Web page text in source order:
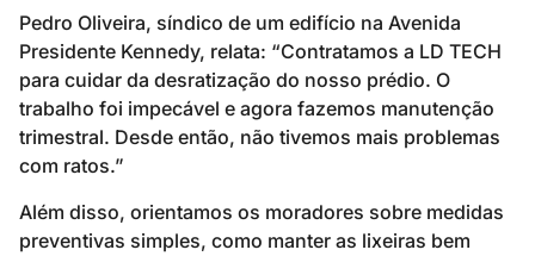
Pedro Oliveira, síndico de um edifício na Avenida
Presidente Kennedy, relata: “Contratamos a LD TECH
para cuidar da desratização do nosso prédio. O
trabalho foi impecável e agora fazemos manutenção
trimestral. Desde então, não tivemos mais problemas
com ratos.”
Além disso, orientamos os moradores sobre medidas
preventivas simples, como manter as lixeiras bem